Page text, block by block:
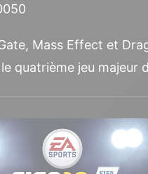
Mass Effect et
quatrième jeu majeur